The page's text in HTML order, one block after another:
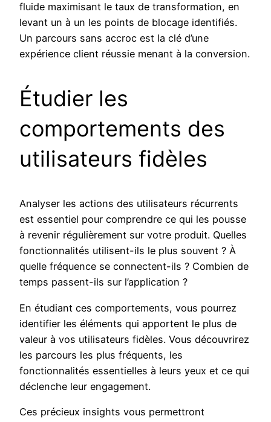
fluide maximisant le taux de transformation, en
levant un à un les points de blocage identifiés.
Un parcours sans accroc est la clé d’une
expérience client réussie menant à la conversion.
Étudier les
comportements des
utilisateurs fidèles
Analyser les actions des utilisateurs récurrents
est essentiel pour comprendre ce qui les pousse
à revenir régulièrement sur votre produit. Quelles
fonctionnalités utilisent-ils le plus souvent ? À
quelle fréquence se connectent-ils ? Combien de
temps passent-ils sur l’application ?
En étudiant ces comportements, vous pourrez
identifier les éléments qui apportent le plus de
valeur à vos utilisateurs fidèles. Vous découvrirez
les parcours les plus fréquents, les
fonctionnalités essentielles à leurs yeux et ce qui
déclenche leur engagement.
Ces précieux insights vous permettront